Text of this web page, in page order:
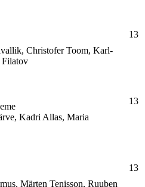
Christofer Toom, Karl-
Filatov
13
Kadri Allas, Maria
13
Märten Tenisson, Ruuben
13